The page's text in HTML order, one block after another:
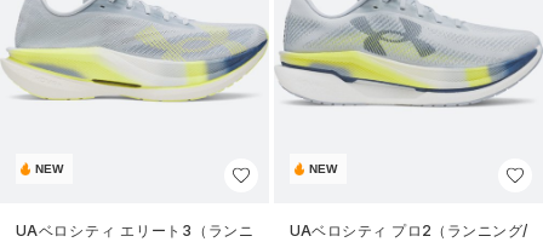
NEW
UAベロシティ エリート3（ランニ
NEW
UAベロシティ プロ2（ランニング/